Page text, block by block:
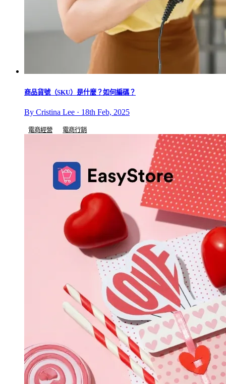
商品貨號（SKU）是什麼？如何編碼？
By Cristina Lee · 18th Feb, 2025
電商經營 電商行銷